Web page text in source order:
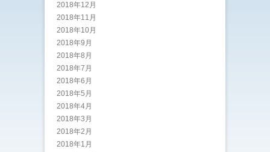
2018年12月
2018年11月
2018年10月
2018年9月
2018年8月
2018年7月
2018年6月
2018年5月
2018年4月
2018年3月
2018年2月
2018年1月